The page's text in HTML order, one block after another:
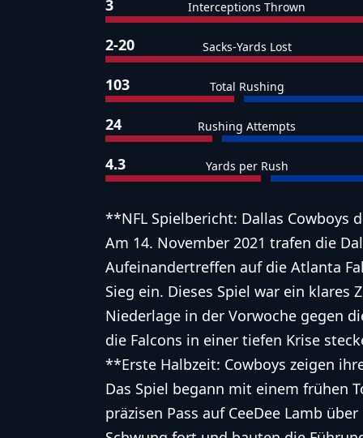
3 Interceptions Thrown
2-20 Sacks-Yards Lost
103 Total Rushing
24 Rushing Attempts
4.3 Yards per Rush
**NFL Spielbericht: Dallas Cowboys
Am 14. November 2021 trafen die
Aufeinandertreffen auf die Atlanta
Sieg ein. Dieses Spiel war ein klares
Niederlage in der Vorwoche gegen
die Falcons in einer tiefen Krise
**Erste Halbzeit: Cowboys zeigen
Das Spiel begann mit einem frühen
präzisen Pass auf CeeDee Lamb